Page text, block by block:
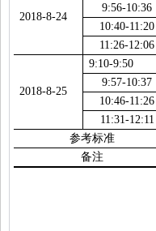
2018-8-24
9:56-10:36
10:40-11:20
11:26-12:06
2018-8-25
9:10-9:50
9:57-10:37
10:46-11:26
11:31-12:11
参考标准
备注